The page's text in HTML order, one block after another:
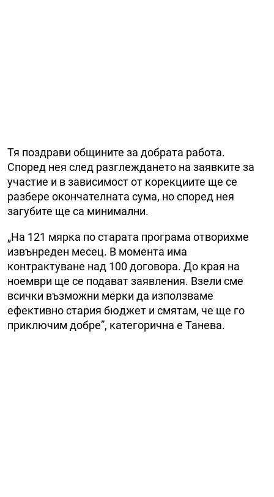
Тя поздрави общините за добрата работа.
Според нея след разглеждането на заявките за
участие и в зависимост от корекциите ще се
разбере окончателната сума, но според нея
загубите ще са минимални.
„На 121 мярка по старата програма отворихме
извънреден месец. В момента има
контрактуване над 100 договора. До края на
ноември ще се подават заявления. Взели сме
всички възможни мерки да използваме
ефективно стария бюджет и смятам, че ще го
приключим добре”, категорична е Танева.